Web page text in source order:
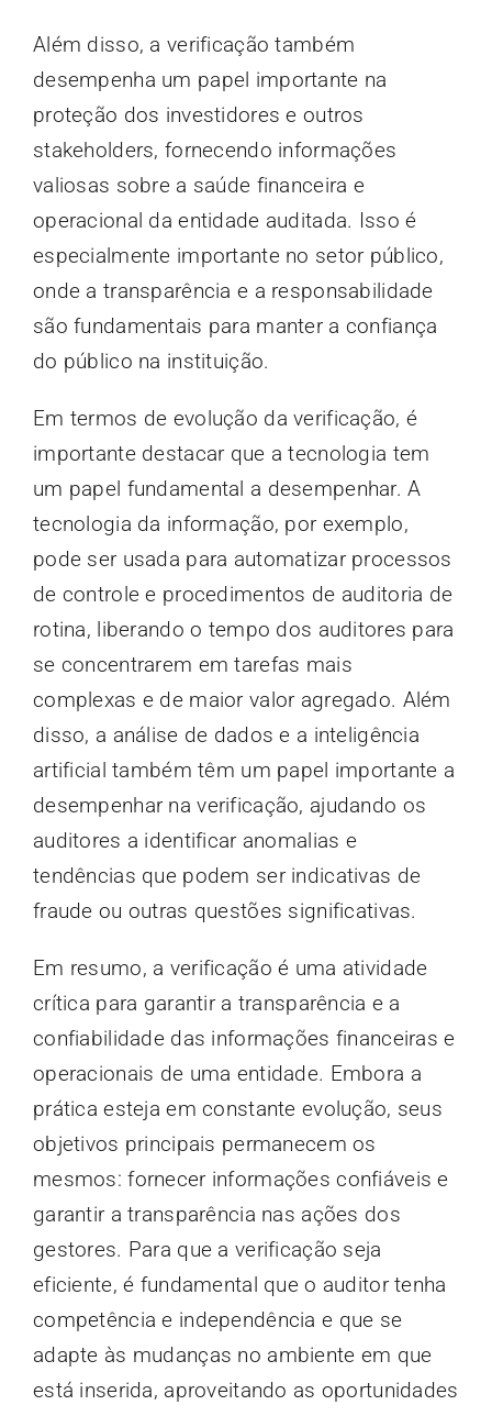
Além disso, a verificação também
desempenha um papel importante na
proteção dos investidores e outros
stakeholders, fornecendo informações
valiosas sobre a saúde financeira e
operacional da entidade auditada. Isso é
especialmente importante no setor público,
onde a transparência e a responsabilidade
são fundamentais para manter a confiança
do público na instituição.
Em termos de evolução da verificação, é
importante destacar que a tecnologia tem
um papel fundamental a desempenhar. A
tecnologia da informação, por exemplo,
pode ser usada para automatizar processos
de controle e procedimentos de auditoria de
rotina, liberando o tempo dos auditores para
se concentrarem em tarefas mais
complexas e de maior valor agregado. Além
disso, a análise de dados e a inteligência
artificial também têm um papel importante a
desempenhar na verificação, ajudando os
auditores a identificar anomalias e
tendências que podem ser indicativas de
fraude ou outras questões significativas.
Em resumo, a verificação é uma atividade
crítica para garantir a transparência e a
confiabilidade das informações financeiras e
operacionais de uma entidade. Embora a
prática esteja em constante evolução, seus
objetivos principais permanecem os
mesmos: fornecer informações confiáveis e
garantir a transparência nas ações dos
gestores. Para que a verificação seja
eficiente, é fundamental que o auditor tenha
competência e independência e que se
adapte às mudanças no ambiente em que
está inserida, aproveitando as oportunidades